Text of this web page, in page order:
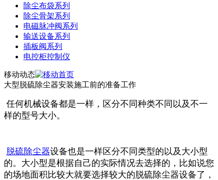
除尘布袋系列
除尘骨架系列
电磁脉冲阀系列
输送设备系列
插板阀系列
电控柜控制仪
移动动态
大型脱硫除尘器安装施工前的准备工作
任何机械设备都是一样，区分不同种类不同以及不一
样的型号大小。
脱硫除尘器设备也是一样区分不同类型的以及大小型
的。大小型是根据自己的实际情况去选择的，比如说您
的场地面积比较大就要选择较大的脱硫除尘器设备了，